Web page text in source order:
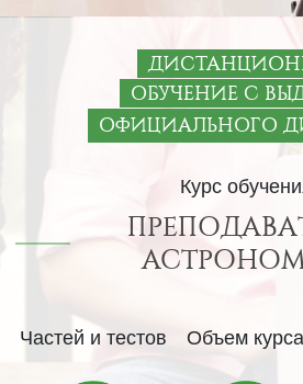
ОБУЧЕНИЕ С
ОФИЦИАЛЬНОГО
Курс
Частей и тестов Объем курса